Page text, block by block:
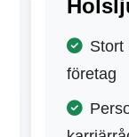
Stort
företag